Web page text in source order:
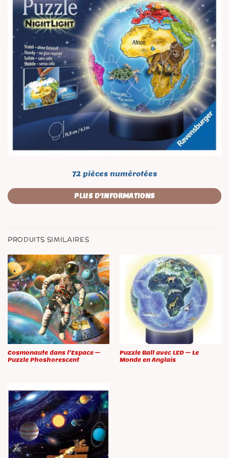
72 pièces numérotées
PLUS D'INFORMATIONS
PRODUITS SIMILAIRES
Cosmonaute dans l’Espace –
Puzzle Phoshorescent
Puzzle Ball avec LED – Le
Monde en Anglais